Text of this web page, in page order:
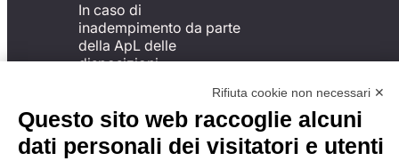
In caso di
inadempimento da parte
della ApL delle
disposizioni
possibile presentare un
reclamo
all’Organismo di
Monitoraggio utilizzando
Rifiuta cookie non necessari ✕
Questo sito web raccoglie alcuni
dati personali dei visitatori e utenti